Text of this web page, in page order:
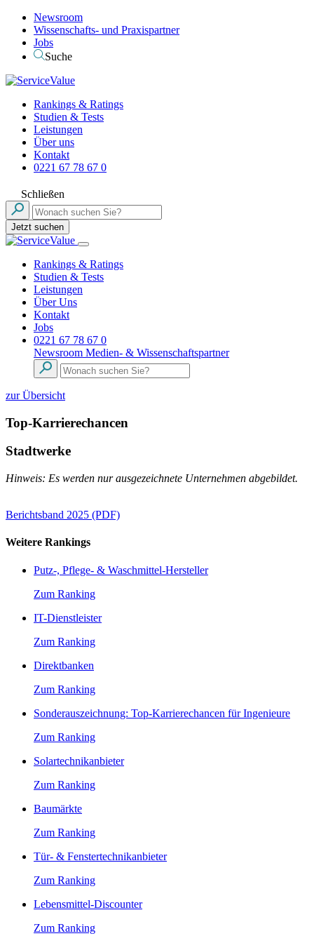
Newsroom
Wissenschafts- und Praxispartner
Jobs
Suche
Rankings & Ratings
Studien & Tests
Leistungen
Über uns
Kontakt
0221 67 78 67 0
Schließen
Jetzt suchen
Rankings & Ratings
Studien & Tests
Leistungen
Über Uns
Kontakt
Jobs
0221 67 78 67 0
Newsroom Medien- & Wissenschaftspartner
zur Übersicht
Top-Karrierechancen
Stadtwerke
Hinweis: Es werden nur ausgezeichnete Unternehmen abgebildet.
Berichtsband 2025 (PDF)
Weitere Rankings
Putz-, Pflege- & Waschmittel-Hersteller
Zum Ranking
IT-Dienstleister
Zum Ranking
Direktbanken
Zum Ranking
Sonderauszeichnung: Top-Karrierechancen für Ingenieure
Zum Ranking
Solartechnikanbieter
Zum Ranking
Baumärkte
Zum Ranking
Tür- & Fenstertechnikanbieter
Zum Ranking
Lebensmittel-Discounter
Zum Ranking